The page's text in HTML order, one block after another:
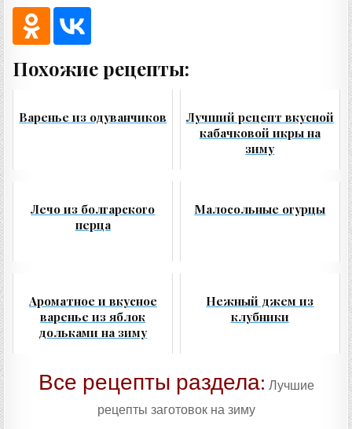
Похожие рецепты:
Варенье из одуванчиков
Лучший рецепт вкусной
кабачковой икры на
зиму
Лечо из болгарского
перца
Малосольные огурцы
Ароматное и вкусное
варенье из яблок
дольками на зиму
Нежный джем из
клубники
Все рецепты раздела: Лучшие
рецепты заготовок на зиму